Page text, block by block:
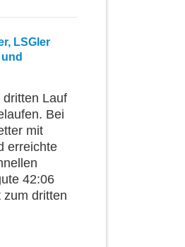
LSGler
dritten Lauf
Bei
mit
erreichte
42:06
zum dritten